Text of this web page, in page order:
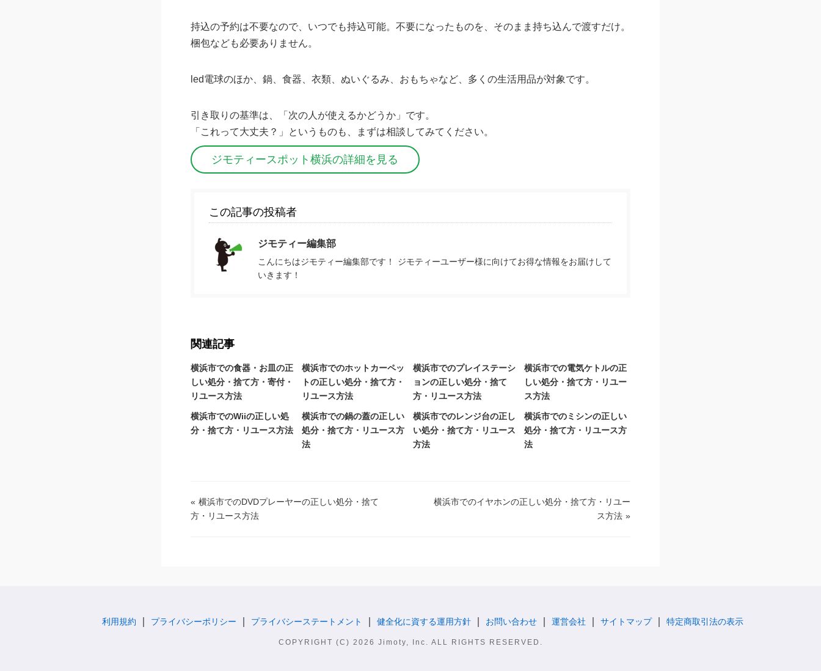
持込の予約は不要なので、いつでも持込可能。不要になったものを、そのまま持ち込んで渡すだけ。
梱包なども必要ありません。
led電球のほか、鍋、食器、衣類、ぬいぐるみ、おもちゃなど、多くの生活用品が対象です。
引き取りの基準は、「次の人が使えるかどうか」です。
「これって大丈夫？」というものも、まずは相談してみてください。
ジモティースポット横浜の詳細を見る
この記事の投稿者
ジモティー編集部
こんにちはジモティー編集部です！ ジモティーユーザー様に向けてお得な情報をお届けして
いきます！
関連記事
横浜市での食器・お皿の正
しい処分・捨て方・寄付・
リユース方法
横浜市でのホットカーペッ
トの正しい処分・捨て方・
リユース方法
横浜市でのプレイステーシ
ョンの正しい処分・捨て
方・リユース方法
横浜市での電気ケトルの正
しい処分・捨て方・リユー
ス方法
横浜市でのWiiの正しい処
分・捨て方・リユース方法
横浜市での鍋の蓋の正しい
処分・捨て方・リユース方
法
横浜市でのレンジ台の正し
い処分・捨て方・リユース
方法
横浜市でのミシンの正しい
処分・捨て方・リユース方
法
« 横浜市でのDVDプレーヤーの正しい処分・捨て
方・リユース方法
横浜市でのイヤホンの正しい処分・捨て方・リユー
ス方法 »
利用規約 プライバシーポリシー プライバシーステートメント 健全化に資する運用方針 お問い合わせ 運営会社 サイトマップ 特定商取引法の表示
COPYRIGHT (C) 2026 Jimoty, Inc. ALL RIGHTS RESERVED.